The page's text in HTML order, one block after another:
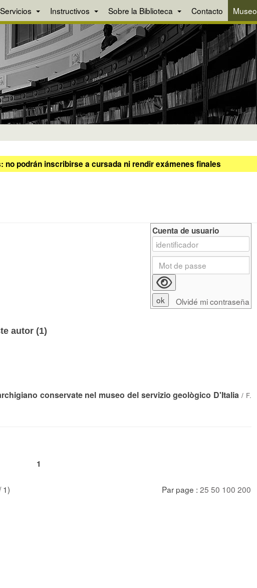
Servicios Instructivos Sobre la Biblioteca Contacto Museo
podrán inscribirse a cursada ni rendir exámenes finales
autor (1)
conservate nel museo del servizio geològico D'Italia / F.
1
1) Par page : 25 50 100 200
Cuenta de usuario
Olvidé mi contraseña